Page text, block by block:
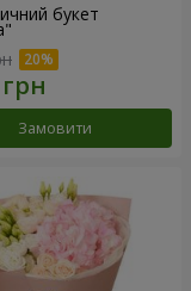
букет
Замовити